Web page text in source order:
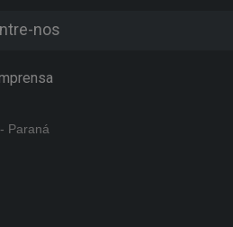
nos
Paraná